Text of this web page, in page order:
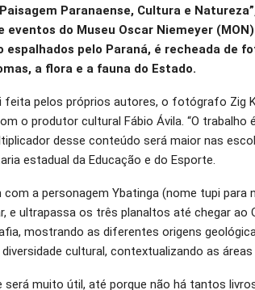
Paranaense, Cultura e
eventos do Museu Oscar Niemeyer
espalhados pelo Paraná, é recheada de
a flora e a fauna do Estado.
pelos próprios autores, o fotógrafo Zig
o produtor cultural Fábio Ávila. “O
desse conteúdo será maior nas
estadual da Educação e do Esporte.
a personagem Ybatinga (nome tupi para
e ultrapassa os três planaltos até chegar ao
mostrando as diferentes origens
cultural, contextualizando as
será muito útil, até porque não há tantos